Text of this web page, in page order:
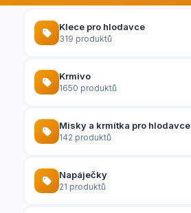
Klece pro hlodavce
319 produktů
Krmivo
1650 produktů
Misky a krmítka pro hlodavce
142 produktů
Napáječky
21 produktů